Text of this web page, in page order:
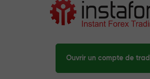
Ouvrir un compte de